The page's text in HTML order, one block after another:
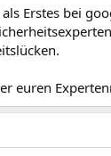
Erstes bei
euren